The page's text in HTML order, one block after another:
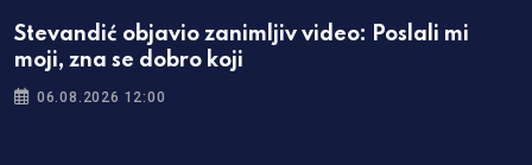
Stevandić objavio zanimljiv video: Poslali mi
moji, zna se dobro koji
06.08.2026 12:00